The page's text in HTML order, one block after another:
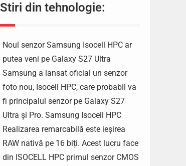
Stiri din tehnologie:
Noul senzor Samsung Isocell HPC ar
putea veni pe Galaxy S27 Ultra
Samsung a lansat oficial un senzor
foto nou, Isocell HPC, care probabil va
fi principalul senzor pe Galaxy S27
Ultra și Pro. Samsung Isocell HPC
Realizarea remarcabilă este ieșirea
RAW nativă pe 16 biți. Acest lucru face
din ISOCELL HPC primul senzor CMOS